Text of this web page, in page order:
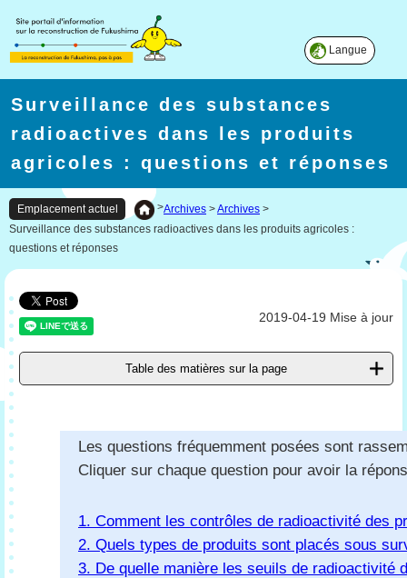
Langue
Surveillance des substances
radioactives dans les produits
agricoles : questions et réponses
Emplacement actuel >Archives >Archives >
Surveillance des substances radioactives dans les produits agricoles :
questions et réponses
2019-04-19 Mise à jour
Table des matières sur la page
Les questions fréquemment posées sont
Cliquer sur chaque question pour avoir la
1. Comment les contrôles de radioactivité des
2. Quels types de produits sont placés sous
3. De quelle manière les seuils de radioactivité